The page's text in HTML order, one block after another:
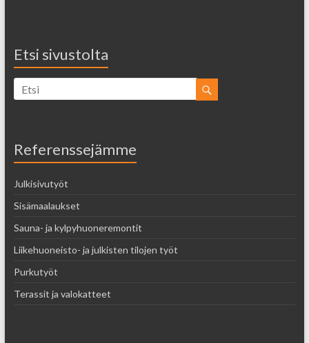
Etsi sivustolta
Referenssejämme
Julkisivutyöt
Sisämaalaukset
Sauna- ja kylpyhuoneremontit
Liikehuoneisto- ja julkisten tilojen työt
Purkutyöt
Terassit ja valokatteet